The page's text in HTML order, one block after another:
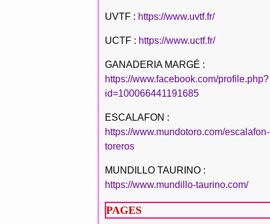
UVTF : https://www.uvtf.fr/
UCTF : https://www.uctf.fr/
GANADERIA MARGÉ :
https://www.facebook.com/profile.php?
id=100066441191685
ESCALAFON :
https://www.mundotoro.com/escalafon-
toreros
MUNDILLO TAURINO :
https://www.mundillo-taurino.com/
PAGES